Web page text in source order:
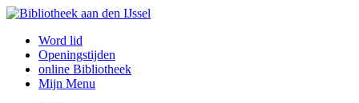
Word lid
Openingstijden
online Bibliotheek
Mijn Menu